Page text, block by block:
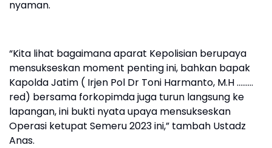
nyaman.
“Kita lihat bagaimana aparat Kepolisian berupaya
mensukseskan moment penting ini, bahkan bapak
Kapolda Jatim ( Irjen Pol Dr Toni Harmanto, M.H ………
red) bersama forkopimda juga turun langsung ke
lapangan, ini bukti nyata upaya mensukseskan
Operasi ketupat Semeru 2023 ini,” tambah Ustadz
Anas.